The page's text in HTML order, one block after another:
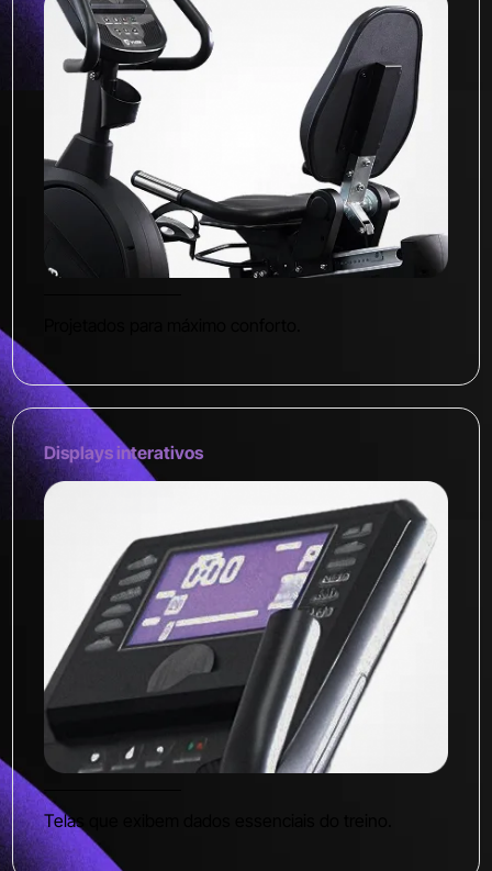
Displays interativos
Telas que exibem dados essenciais do treino.